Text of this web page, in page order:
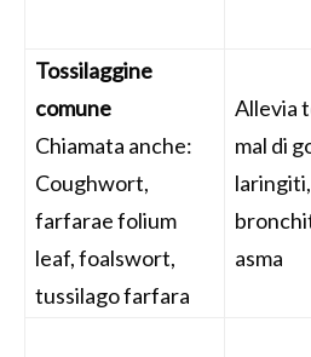
Tossilaggine
comune
Chiamata anche:
Coughwort,
farfarae folium
leaf, foalswort,
tussilago farfara
Allevia
mal di
laringiti,
asma